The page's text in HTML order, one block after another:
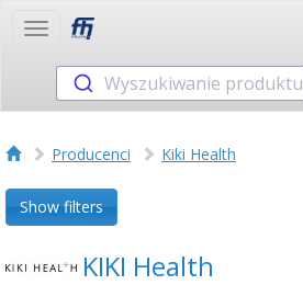
Toggle
Wyszukiwanie produktu
Producenci Kiki Health
Show filters
KIKI Health